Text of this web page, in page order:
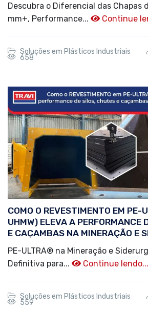
Descubra o Diferencial das Chapas
mm+, Performance...
Continue
Soluções em Plásticos Industriais
658
COMO O REVESTIMENTO EM
UHMW) ELEVA A PERFORMANCE
E CAÇAMBAS NA MINERAÇÃO E
PE-ULTRA® na Mineração e
Definitiva para...
Continue lendo...
Soluções em Plásticos Industriais
559